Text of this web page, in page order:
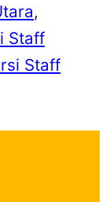
Staff
Staff